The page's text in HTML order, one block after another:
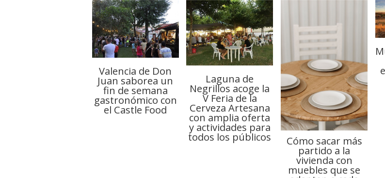
Valencia de Don
Juan saborea un
fin de semana
gastronómico con
el Castle Food
Laguna de
Negrillos acoge la
V Feria de la
Cerveza Artesana
con amplia oferta
y actividades para
todos los públicos Cómo sacar más
partido a la
vivienda con
muebles que se